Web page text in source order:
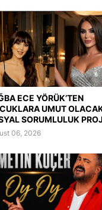
ECE YÖRÜK’TEN
UMUT
SORUMLULUK
06, 2026